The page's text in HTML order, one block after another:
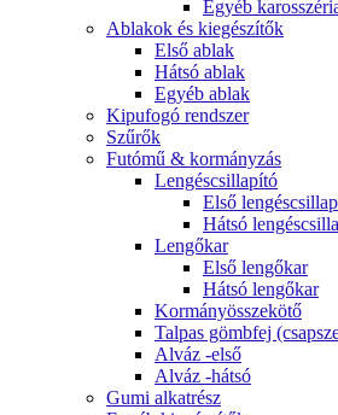
Egyéb
Ablakok és kiegészítők
Első ablak
Hátsó ablak
Egyéb ablak
Kipufogó rendszer
Szűrők
Futómű & kormányzás
Lengéscsillapító
Első
Hátsó
Lengőkar
Első lengőkar
Hátsó lengőkar
Kormányösszekötő
Talpas gömbfej
Alváz -első
Alváz -hátsó
Gumi alkatrész